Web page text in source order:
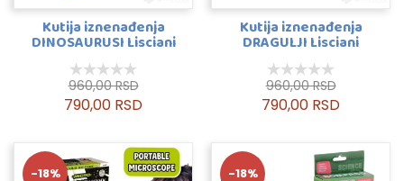
Kutija iznenađenja
DINOSAURUSI Lisciani
960,00 RSD
790,00 RSD
Kutija iznenađenja
DRAGULJI Lisciani
960,00 RSD
790,00 RSD
-18% -18%